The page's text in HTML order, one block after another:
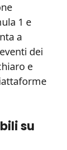
1 e
a
dei
e
su